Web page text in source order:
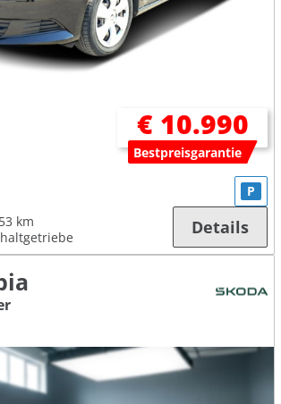
€ 10.990
Bestpreisgarantie
km
P
Details